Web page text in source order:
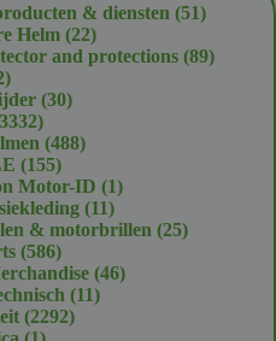
& diensten 5151
Helm 2222
producten
and protections 8989
2
producten
3030
33323332
producten
488488
155155
producten
Motor-ID 11
1111
producten
& motorbrillen 2525
586586
producten
4646
1111
22922292
1